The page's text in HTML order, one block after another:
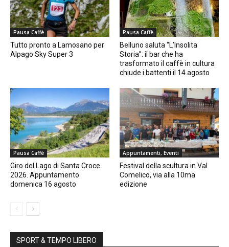
Pausa Caffè
Tutto pronto a Lamosano per
Alpago Sky Super 3
Pausa Caffè
Belluno saluta “L’Insolita
Storia”: il bar che ha
trasformato il caffè in cultura
chiude i battenti il 14 agosto
Pausa Caffè
Giro del Lago di Santa Croce
2026. Appuntamento
domenica 16 agosto
Appuntamenti, Eventi
Festival della scultura in Val
Comelico, via alla 10ma
edizione
SPORT & TEMPO LIBERO